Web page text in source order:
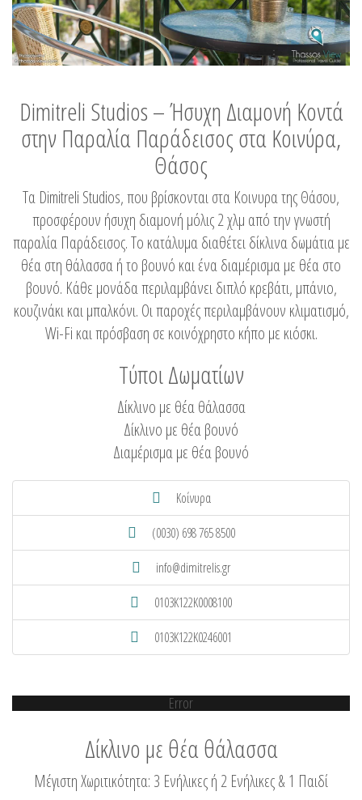
Dimitreli Studios – Ήσυχη Διαμονή Κοντά
στην Παραλία Παράδεισος στα Κοινύρα,
Θάσος
Τα Dimitreli Studios, που βρίσκονται στα Κοινυρα της Θάσου,
προσφέρουν ήσυχη διαμονή μόλις 2 χλμ από την γνωστή
παραλία Παράδεισος. Το κατάλυμα διαθέτει δίκλινα δωμάτια με
θέα στη θάλασσα ή το βουνό και ένα διαμέρισμα με θέα στο
βουνό. Κάθε μονάδα περιλαμβάνει διπλό κρεβάτι, μπάνιο,
κουζινάκι και μπαλκόνι. Οι παροχές περιλαμβάνουν κλιματισμό,
Wi-Fi και πρόσβαση σε κοινόχρηστο κήπο με κιόσκι.
Τύποι Δωματίων
Δίκλινο με θέα θάλασσα
Δίκλινο με θέα βουνό
Διαμέρισμα με θέα βουνό
Κοίνυρα
(0030) 698 765 8500
info@dimitrelis.gr
0103K122K0008100
0103K122K0246001
Error
Δίκλινο με θέα θάλασσα
Μέγιστη Χωριτικότητα: 3 Ενήλικες ή 2 Ενήλικες & 1 Παιδί